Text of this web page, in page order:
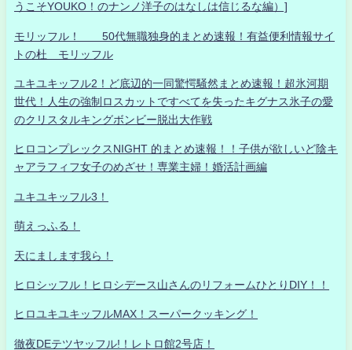
うこそYOUKO！のナンノ洋子のはなしは信じるな編）]
モリッフル！ 50代無職独身的まとめ速報！有益便利情報サイ
トの杜 モリッフル
ユキユキッフル2！ど底辺的一同驚愕騒然まとめ速報！超氷河期
世代！人生の強制ロスカットですべてを失ったキグナス氷子の愛
のクリスタルキングボンビー脱出大作戦
ヒロコンプレックスNIGHT 的まとめ速報！！子供が欲しいど陰キ
ャアラフィフ女子のめざせ！専業主婦！婚活計画編
ユキユキッフル3！
萌えっふる！
天にまします我ら！
ヒロシッフル！ヒロシデース山さんのリフォームひとりDIY！！
ヒロユキユキッフルMAX！スーパークッキング！
徹夜DEテツヤッフル!！レトロ館2号店！